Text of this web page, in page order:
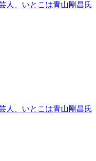
人、いとこは青山剛昌氏
人、いとこは青山剛昌氏